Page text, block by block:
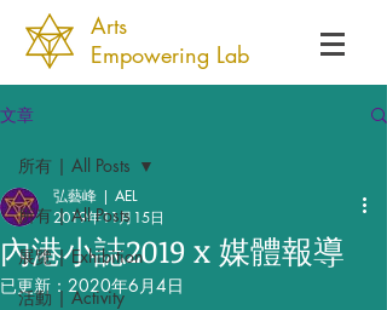
Arts
Empowering Lab
文章
所有 | All Posts
展覽 | Exhibition
活動 | Activity
所有 | All Posts
內港小誌2019 x 媒體報導
弘藝峰 | AEL
2019年11月15日
已更新： 2020年6月4日